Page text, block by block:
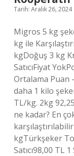
Tarih: Aralık 26, 2024
Migros 5 kg
kg ile
kgDoğuş 3 kg
SatıcıFiyat
Ortalama Puan
daha 1 kilo
TL/kg. 2kg
ne kadar? En
kgTürkşeker
Satıcı98,00 TL